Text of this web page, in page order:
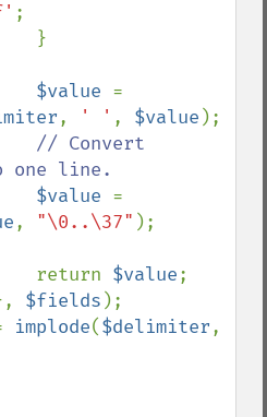
;
$value
, ' ' , $value );
// Convert
one line.
$value
, "\0..\37" );
                    return
$value;
},
$fields );
implode($delimiter